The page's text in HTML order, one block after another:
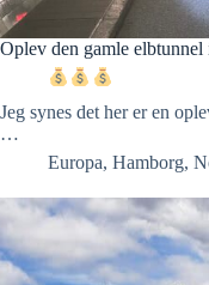
Oplev den gamle
Jeg synes det her er en
…
Europa, Hamborg,